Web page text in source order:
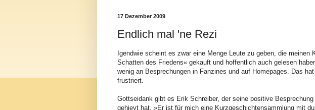
17 Dezember 2009
Endlich mal 'ne Rezi
Igendwie scheint es zwar eine Menge Leute zu geben, die meinen
Schatten des Friedens« gekauft und hoffentlich auch gelesen
wenig an Besprechungen in Fanzines und auf Homepages. Das
frustriert.
Gottseidank gibt es Erik Schreiber, der seine positive
gehievt hat. »Er ist für mich eine Kurzgeschichtensammlung mit